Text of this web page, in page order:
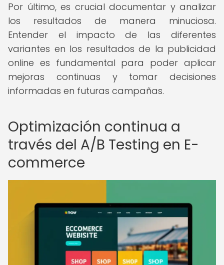
Por último, es crucial documentar y analizar
los resultados de manera minuciosa.
Entender el impacto de las diferentes
variantes en los resultados de la publicidad
online es fundamental para poder aplicar
mejoras continuas y tomar decisiones
informadas en futuras campañas.
Optimización continua a
través del A/B Testing en E-
commerce